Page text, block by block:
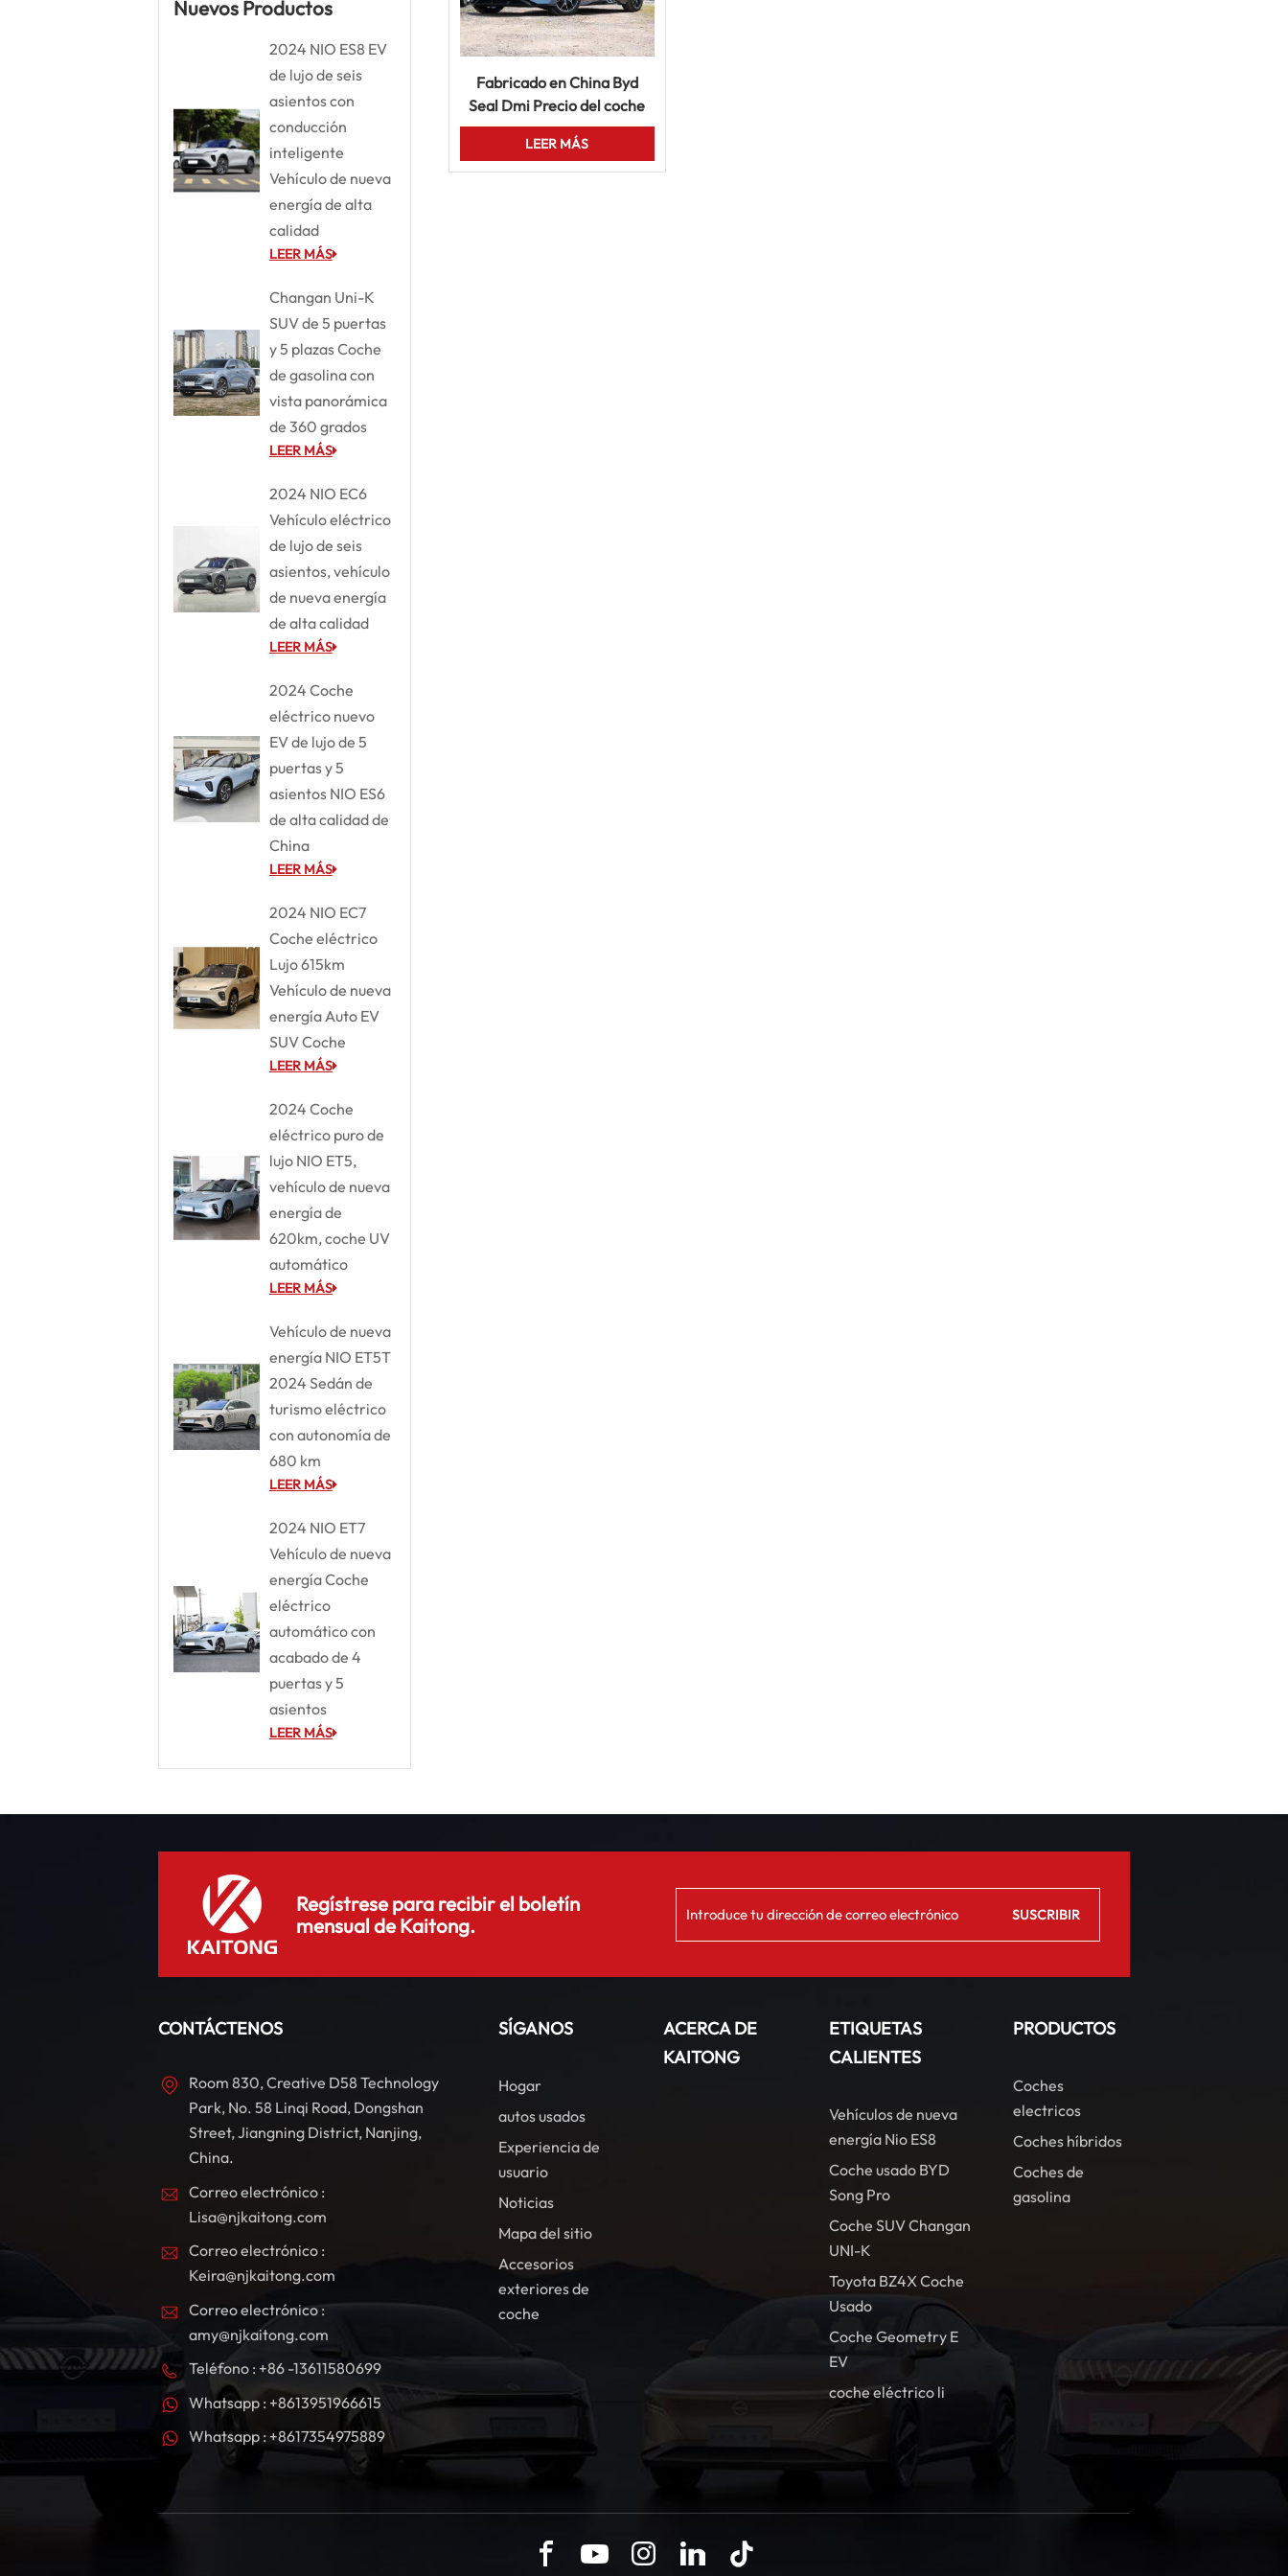
Nuevos Productos
2024 NIO ES8 EV
de lujo de seis
asientos con
conducción
inteligente
Vehículo de nueva
energía de alta
calidad
LEER MÁS
Changan Uni-K
SUV de 5 puertas
y 5 plazas Coche
de gasolina con
vista panorámica
de 360 grados
LEER MÁS
2024 NIO EC6
Vehículo eléctrico
de lujo de seis
asientos, vehículo
de nueva energía
de alta calidad
LEER MÁS
2024 Coche
eléctrico nuevo
EV de lujo de 5
puertas y 5
asientos NIO ES6
de alta calidad de
China
LEER MÁS
2024 NIO EC7
Coche eléctrico
Lujo 615km
Vehículo de nueva
energía Auto EV
SUV Coche
LEER MÁS
2024 Coche
eléctrico puro de
lujo NIO ET5,
vehículo de nueva
energía de
620km, coche UV
automático
LEER MÁS
Vehículo de nueva
energía NIO ET5T
2024 Sedán de
turismo eléctrico
con autonomía de
680 km
LEER MÁS
2024 NIO ET7
Vehículo de nueva
energía Coche
eléctrico
automático con
acabado de 4
puertas y 5
asientos
LEER MÁS
Fabricado en China Byd
Seal Dmi Precio del coche
Sedán eléctrico Híbrido
Automotriz en venta
LEER MÁS
Regístrese para recibir el boletín
mensual de Kaitong.
CONTÁCTENOS
Room 830, Creative D58 Technology
Park, No. 58 Linqi Road, Dongshan
Street, Jiangning District, Nanjing,
China.
Correo electrónico :
Lisa@njkaitong.com
Correo electrónico :
Keira@njkaitong.com
Correo electrónico :
amy@njkaitong.com
Teléfono : +86 -13611580699
Whatsapp : +8613951966615
Whatsapp : +8617354975889
SÍGANOS
Hogar
autos usados
Experiencia de
usuario
Noticias
Mapa del sitio
Accesorios
exteriores de
coche
ACERCA DE
KAITONG
ETIQUETAS
CALIENTES
Vehículos de nueva
energía Nio ES8
Coche usado BYD
Song Pro
Coche SUV Changan
UNI-K
Toyota BZ4X Coche
Usado
Coche Geometry E
EV
coche eléctrico li
PRODUCTOS
Coches
electricos
Coches híbridos
Coches de
gasolina